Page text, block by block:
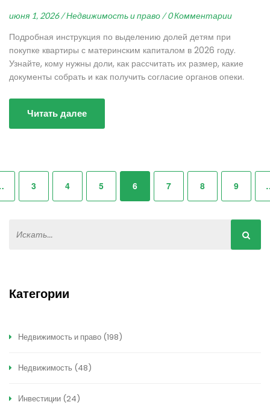
июня 1, 2026 / Недвижимость и право / 0 Комментарии
Подробная инструкция по выделению долей детям при
покупке квартиры с материнским капиталом в 2026 году.
Узнайте, кому нужны доли, как рассчитать их размер, какие
документы собрать и как получить согласие органов опеки.
Читать далее
3 4 5 6 7 8 9
Категории
Недвижимость и право (198)
Недвижимость (48)
Инвестиции (24)